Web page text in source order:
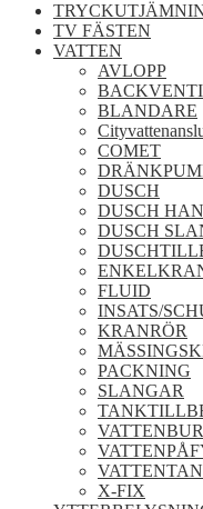
TV FÄSTEN
VATTEN
AVLOPP
BLANDARE
COMET
DUSCH
DUSCH
DUSCH
FLUID
INSATS/
KRANRÖR
PACKNING
SLANGAR
X-FIX